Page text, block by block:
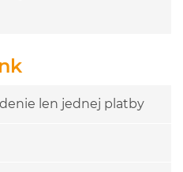
len jednej platby